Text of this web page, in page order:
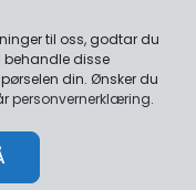
til oss, godtar du
disse
din. Ønsker du
personvernerklæring.